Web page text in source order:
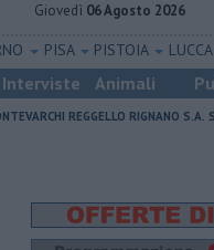
Giovedì 06 Agosto 2026
PISA PISTOIA LUCCA
Interviste Animali
REGGELLO RIGNANO S.A.